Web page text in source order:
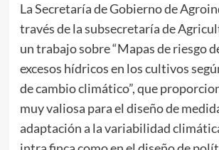
La Secretaría de Gobierno de
través de la subsecretaría de
un trabajo sobre “Mapas de riesgo
excesos hídricos en los cultivos
de cambio climático”, que
muy valiosa para el diseño de
adaptación a la variabilidad